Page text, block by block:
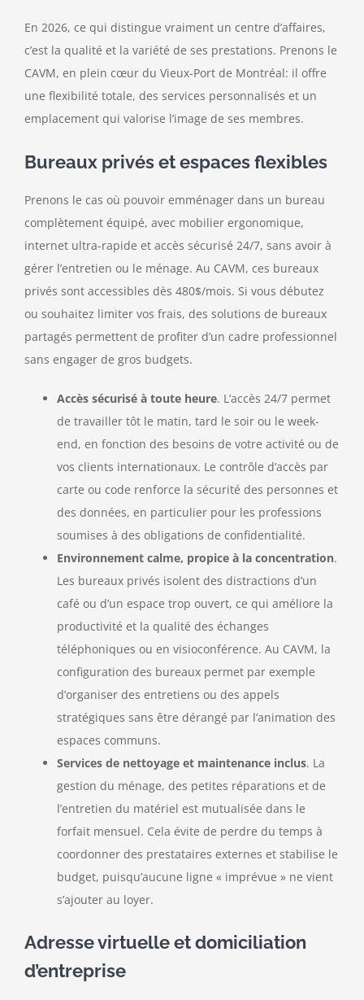
En 2026, ce qui distingue vraiment un centre d’affaires,
c’est la qualité et la variété de ses prestations. Prenons le
CAVM, en plein cœur du Vieux-Port de Montréal: il offre
une flexibilité totale, des services personnalisés et un
emplacement qui valorise l’image de ses membres.
Bureaux privés et espaces flexibles
Prenons le cas où pouvoir emménager dans un bureau
complètement équipé, avec mobilier ergonomique,
internet ultra-rapide et accès sécurisé 24/7, sans avoir à
gérer l’entretien ou le ménage. Au CAVM, ces bureaux
privés sont accessibles dès 480$/mois. Si vous débutez
ou souhaitez limiter vos frais, des solutions de bureaux
partagés permettent de profiter d’un cadre professionnel
sans engager de gros budgets.
Accès sécurisé à toute heure. L’accès 24/7 permet
de travailler tôt le matin, tard le soir ou le week-
end, en fonction des besoins de votre activité ou de
vos clients internationaux. Le contrôle d’accès par
carte ou code renforce la sécurité des personnes et
des données, en particulier pour les professions
soumises à des obligations de confidentialité.
Environnement calme, propice à la concentration.
Les bureaux privés isolent des distractions d’un
café ou d’un espace trop ouvert, ce qui améliore la
productivité et la qualité des échanges
téléphoniques ou en visioconférence. Au CAVM, la
configuration des bureaux permet par exemple
d’organiser des entretiens ou des appels
stratégiques sans être dérangé par l’animation des
espaces communs.
Services de nettoyage et maintenance inclus. La
gestion du ménage, des petites réparations et de
l’entretien du matériel est mutualisée dans le
forfait mensuel. Cela évite de perdre du temps à
coordonner des prestataires externes et stabilise le
budget, puisqu’aucune ligne « imprévue » ne vient
s’ajouter au loyer.
Adresse virtuelle et domiciliation
d’entreprise